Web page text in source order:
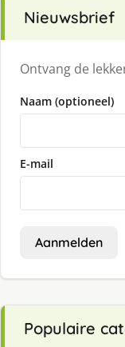
Nieuwsbrief
Ontvang de
Naam (optioneel)
E-mail
Aanmelden
Populaire